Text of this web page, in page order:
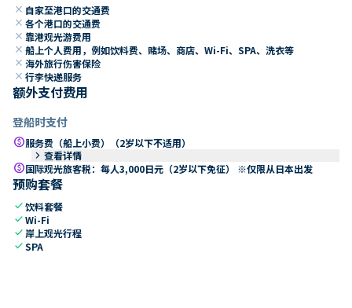
close 自家至港口的交通费
close 各个港口的交通费
close 靠港观光游费用
close 船上个人费用，例如饮料费、赌场、商店、Wi-Fi、SPA、洗衣等
close 海外旅行伤害保险
close 行李快递服务
额外支付费用
登船时支付
paid服务费（船上小费）（2岁以下不适用）
keyboard_arrow_right 查看详情
paid国际观光旅客税：每人3,000日元（2岁以下免征） ※仅限从日本出发
预购套餐
check饮料套餐
checkWi-Fi
check 岸上观光行程
checkSPA